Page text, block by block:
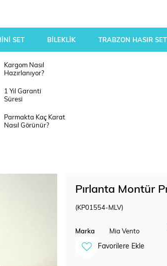
SET BİLEKLİK TRABZON HASIR SET
Kargom Nasıl
Hazırlanıyor?
1 Yıl Garanti
Süresi
Parmakta Kaç Karat
Nasıl Görünür?
Pırlanta Montür
(KP01554-MLV)
Marka Mia Vento
Favorilere Ekle